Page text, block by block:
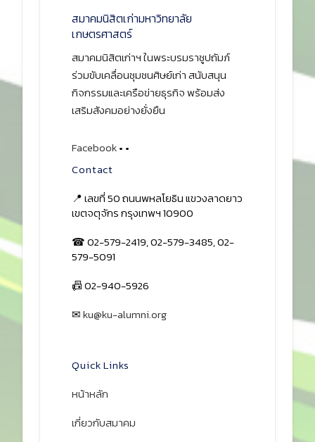
สมาคมนิสิตเก่ามหาวิทยาลัย
เกษตรศาสตร์
สมาคมนิสิตเก่าฯ ในพระบรมราชูปถัมภ์
ร่วมขับเคลื่อนชุมชนศิษย์เก่า สนับสนุน
กิจกรรมและเครือข่ายธุรกิจ พร้อมส่ง
เสริมสังคมอย่างยั่งยืน
Facebook• •
Contact
📍 เลขที่ 50 ถนนพหลโยธิน แขวงลาดยาว
เขตจตุจักร กรุงเทพฯ 10900
☎ 02-579-2419, 02-579-3485, 02-
579-5091
📠 02-940-5926
✉ku@ku-alumni.org
Quick Links
หน้าหลัก
เกี่ยวกับสมาคม